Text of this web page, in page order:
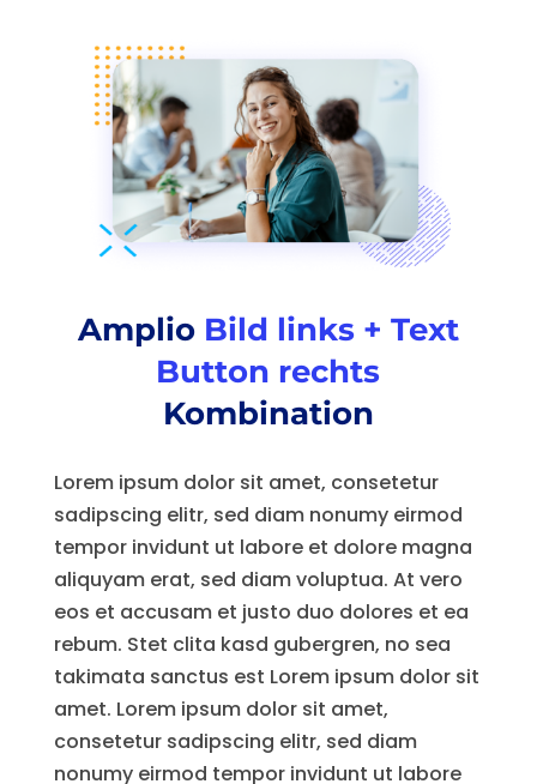
Amplio Bild links + Text
Button rechts
Kombination
Lorem ipsum dolor sit amet, consetetur
sadipscing elitr, sed diam nonumy eirmod
tempor invidunt ut labore et dolore magna
aliquyam erat, sed diam voluptua. At vero
eos et accusam et justo duo dolores et ea
rebum. Stet clita kasd gubergren, no sea
takimata sanctus est Lorem ipsum dolor sit
amet. Lorem ipsum dolor sit amet,
consetetur sadipscing elitr, sed diam
nonumy eirmod tempor invidunt ut labore